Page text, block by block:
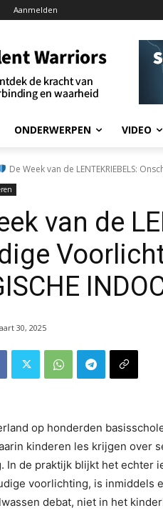
Aanmelden
ONDERWERPEN VIDEO
De Week van de LENTEKRIEBELS:
van de
30, 2025
op honderden
kinderen les krijgen over
In de praktijk blijkt het echter
voorlichting, is inmiddels
debat, niet in het